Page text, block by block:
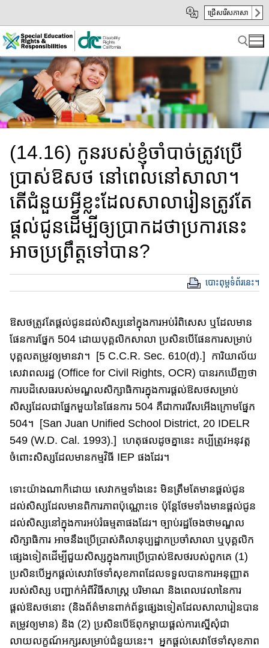
Main
Content
sub
navigation
ជ្រើសរើសភាសា
Search for:
(14.16) កូនរបស់ខ្ញុំ​ចាំបាច់ត្រូវប្រើ
ប្រាស់ឱសថ​ នៅពេល​នៅសាលា។​
តើជំនួយ​អ្វីខ្លះដែលសាលា​រៀនត្រូវតែ​
ផ្តល់​ជូនដើម្បី​ឲ្យប្រាកដថា​ប្រការ​នេះ
អាច​​ប្រព្រឹត្ត​ទៅបាន?
បោះពុម្ពទំព័រនេះ។
ឱសថត្រូវ​តែ​ផ្តល់ជូន​ដល់សិស្ស​​នៅក្នុងការអប់រំពិសេស​ ឬ​ដែលមាន​
ផែនការ​​ផ្នែ​ក 504 ដោយបុគ្គលិក​សាលា​ ប្រសិនបើ​ផែនការសម្រាប់​
បុគ្គល​​តម្រូវ​ឲ្យមានវា​​។​ [5 C.C.R. Sec. 610(d).] ការិយាល័យ​
សេវា​ពលរដ្ឋ​ (Office for Civil Rights, OCR) បានរកឃើញថា​
ការបដិសេធរបស់មណ្ឌលសិក្សាធិការ​ក្នុងការ​ផ្តល់​ឱសថ​សម្រាប់
សិស្ស​ដែល​ជាផ្នែកមួយនៃ​ផែនការ​ 504 គឺ​ជាការរើស​អើងក្រោមផ្នែក​
504។​ [San Juan Unified School District, 20 IDELR
549 (W.D. Cal. 1993).] ហេតុផលដូចគ្នានេះ​ គប្បីត្រូវអនុវត្ត​
ចំពោះសិស្ស​ដែលមាន​កម្មវិធី IEP ផងដែរ​។​
ទោះយ៉ាង​ណាក៏ដោយ សេវាកម្មទាំងនេះ មិនត្រឹមតែ​មាន​ផ្តល់ជូន​
ដល់​សិស្ស​ដែល​មានពិការភាព​ប៉ុណ្ណោះទេ ប៉ុន្តែ​ថែមទាំង​មានផ្តល់ជូន
ដល់​សិស្ស​​នៅក្នុង​ការអប់រំធម្មតាផងដែរ​។​ ច្បាប់រដ្ឋ​ចែងថា​មណ្ឌល
សិក្សាធិការ អាច​នឹង​ប្រើ​ប្រាស់​​គិលានុប្បដ្ឋាក​ប្រចាំ​សាលា​ ឬ​បុគ្គលិក
ផ្សេងទៀត​ដើម្បីជួយ​សិស្ស​ក្នុងការ​ប្រើប្រាស់​​ឱសថ​របស់ពួកគេ​ (1)
ប្រសិនបើ​អ្នកផ្តល់សេវា​ថែទាំ​សុខភាព​ដែល​ទទួល​​​បានការ​អនុញ្ញាត​
របស់សិស្ស​ បញ្ជាក់អំពី​វិធីសាស្ត្រ បរិមាណ និង​ពេល​វេលា​នៃ​ការ
ផ្តល់ឱសថ​នោះ (និង​ព័ត៌មាន​ពាក់ព័ន្ធផ្សេងទៀត​ដែល​សាលារៀន​បាន
តម្រូវ​ឲ្យមាន​) និង (2) ប្រសិនបើ​ឪពុកម្តាយ​ផ្តល់​ការស្នើសុំជា​
លាយលក្ខណ៍​អក្សរ​សម្រាប់​ជំនួយនេះ​។ អ្នកផ្តល់សេវា​ថែទាំសុខភាព​